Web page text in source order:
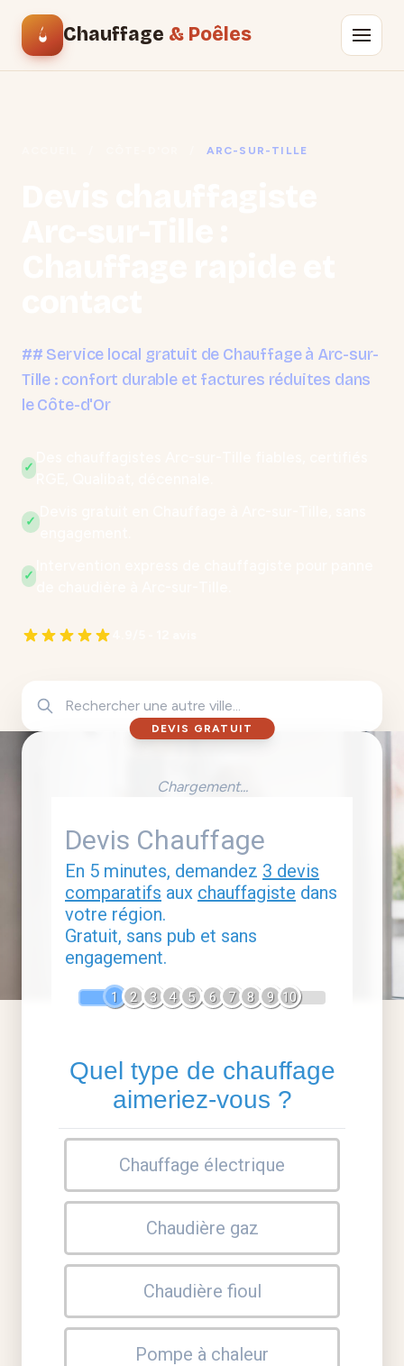
Chauffage & Poêles
ARC-SUR-TILLE
## Service local gratuit de Chauffage à Arc-sur-
Tille : confort durable et factures réduites dans
le Côte-d'Or
✓
✓
✓
de chaudière à Arc-sur-Tille.
DEVIS GRATUIT
Chargement...
Devis Chauffage
En 5 minutes, demandez 3 devis
comparatifs aux chauffagiste dans
votre région.
Gratuit, sans pub et sans
engagement.
1 2 3 4 5 6 7 8 9 10
Quel type de chauffage
aimeriez-vous ?
Chauffage électrique
Chaudière gaz
Chaudière fioul
Pompe à chaleur